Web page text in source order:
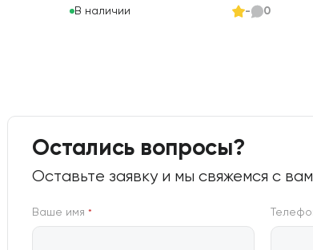
В наличии - 0
Остались вопросы?
Оставьте заявку и мы свяжемся с
Ваше имя*